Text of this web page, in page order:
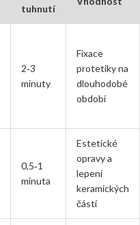
tuhnutí
2‑3
minuty
Fixace
protetiky na
dlouhodobé
období
0,5‑1
minuta
Estetické
opravy a
lepení
keramických
částí